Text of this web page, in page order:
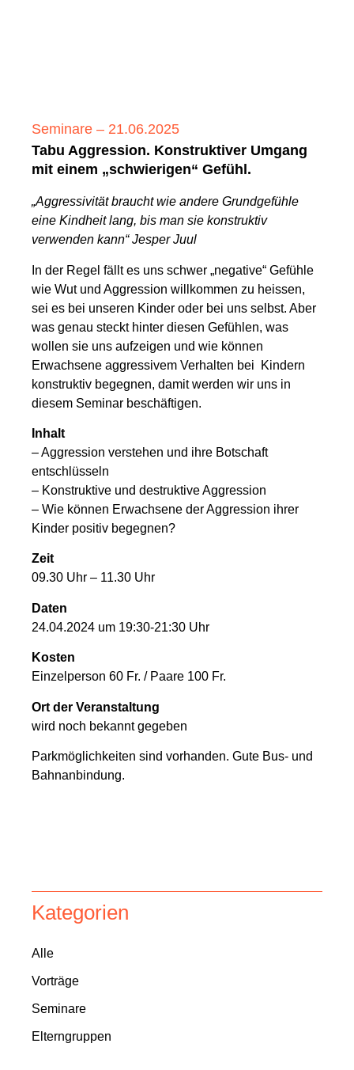
Seminare – 21.06.2025
Tabu Aggression. Konstruktiver Umgang
mit einem „schwierigen“ Gefühl.
„Aggressivität braucht wie andere Grundgefühle
eine Kindheit lang, bis man sie konstruktiv
verwenden kann“ Jesper Juul
In der Regel fällt es uns schwer „negative“ Gefühle
wie Wut und Aggression willkommen zu heissen,
sei es bei unseren Kinder oder bei uns selbst. Aber
was genau steckt hinter diesen Gefühlen, was
wollen sie uns aufzeigen und wie können
Erwachsene aggressivem Verhalten bei Kindern
konstruktiv begegnen, damit werden wir uns in
diesem Seminar beschäftigen.
Inhalt
– Aggression verstehen und ihre Botschaft
entschlüsseln
– Konstruktive und destruktive Aggression
– Wie können Erwachsene der Aggression ihrer
Kinder positiv begegnen?
Zeit
09.30 Uhr – 11.30 Uhr
Daten
24.04.2024 um 19:30-21:30 Uhr
Kosten
Einzelperson 60 Fr. / Paare 100 Fr.
Ort der Veranstaltung
wird noch bekannt gegeben
Parkmöglichkeiten sind vorhanden. Gute Bus- und
Bahnanbindung.
Kategorien
Alle
Vorträge
Seminare
Elterngruppen